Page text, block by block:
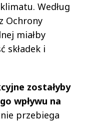
Według
Ochrony
miałby
składek i
zostałyby
wpływu na
przebiega